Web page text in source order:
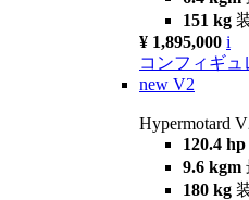
151 kg
¥ 1,895,000 i
コンフィギュ
new V2
Hypermotard
120.4 hp
9.6 kgm
180 kg